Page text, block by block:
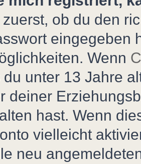
ob du den
eingegeben
Wenn
du unter 13 Jahre
deiner
hast. Wenn
vielleicht
neu